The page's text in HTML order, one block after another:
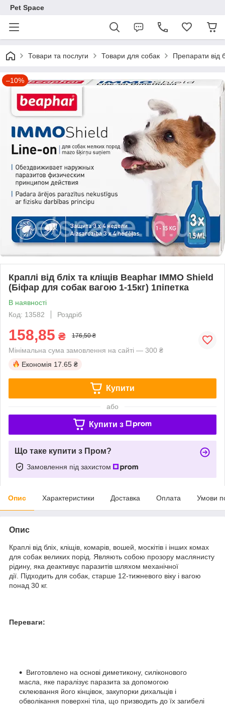
Pet Space
Товари та послуги Товари для собак Препарати від
–10%
Краплі від бліх та кліщів Beaphar IMMO Shield
(Біфар для собак вагою 1-15кг) 1піпетка
В наявності
Код: 13582
Роздріб
158,85 ₴ 176,50 ₴
Мінімальна сума замовлення на сайті — 300 ₴
Економія 17.65 ₴
Купити
або
Купити з
Що таке купити з Пром?
Замовлення під захистом
Опис Характеристики Доставка Оплата Умови
Опис
Краплі від бліх, кліщів, комарів, вошей, москітів і інших комах
для собак великих порід. Являють собою прозору маслянисту
рідину, яка деактивує паразитів шляхом механічної
дії. Підходить для собак, старше 12-тижневого віку і вагою
понад 30 кг.
Переваги:
Виготовлено на основі диметикону, силіконового
масла, яке паралізує паразита за допомогою
склеювання його кінцівок, закупорки дихальців і
обволікання поверхні тіла, що призводить до їх загибелі